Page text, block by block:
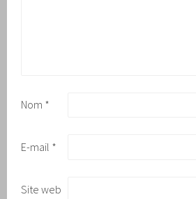
Nom *
E-mail *
Site web